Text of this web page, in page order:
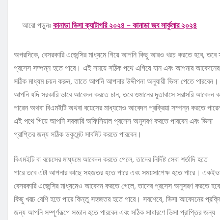
আরো পড়ুনঃকানাডা ভিসা ক্যাটাগরি ২০২৪ – কানাডা জব সার্কুলার ২০২৪
অপরদিকে, বেসরকারি এজেন্সির মাধ্যমে গিয়ে আপনি কিছু আরও খরচ করতে হবে,
প্রসেস সম্পন্ন হতে পারে। এই সময়ে সঠিক পথে এগিয়ে যান এবং আপনার
সঠিক মাধ্যম চয়ন করুন, তাতে আপনি আপনার উদ্দীপনা অনুযায়ী ভিসা পেতে পারবেন।
আপনি যদি সরকারি ভাবে আবেদন করতে চান, তবে ওমানের দূতাবাসে সরাসরি আবেদন
পারেন অথবা বিএমইটি অথবা বয়েসের মাধ্যমেও আবেদন প্রক্রিয়া সম্পন্ন করতে
এই পথে গিয়ে আপনি সরকারি অফিসিয়াল প্রসেস অনুসরণ করতে পারবেন এবং ভিসা
প্রাপ্তির জন্য সঠিক ডকুমেন্ট সাবমিট করতে পারবেন।
বিএমইটি বা বয়েসের মাধ্যমে আবেদন করতে গেলে, তাদের নির্দিষ্ট সেবা শর্তাদি হতে
পারে তবে এটা আপনার কাছে সহজতর হতে পারে এবং সময়সাপেক্ষ হতে পারে।
বেসরকারি এজেন্সির মাধ্যমেও আবেদন করতে গেলে, তাদের প্রসেস অনুসরণ করতে
কিছু খরচ বেশি হতে পারে কিন্তু সহজতর হতে পারে। সবশেষে, ভিসা আবেদনের
জন্য আপনি সম্পূর্ণরূপে সজ্ঞান হতে পারবেন এবং সঠিক সাধারণে ভিসা প্রাপ্তির জন্য